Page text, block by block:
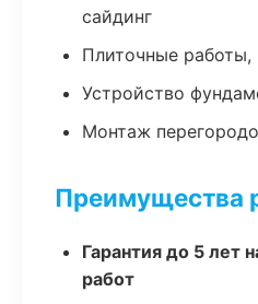
сайдинг
Плиточные работы,
Устройство
Монтаж
Преимущества
Гарантия до 5 лет
работ